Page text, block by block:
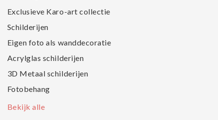
Exclusieve Karo-art collectie
Schilderijen
Eigen foto als wanddecoratie
Acrylglas schilderijen
3D Metaal schilderijen
Fotobehang
Bekijk alle